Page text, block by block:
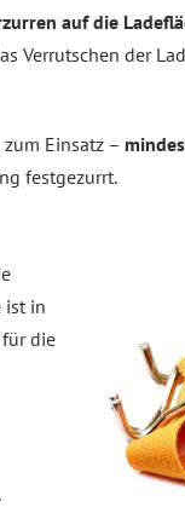
auf die
Verrutschen der
Einsatz –
festgezurrt.
ist in
die